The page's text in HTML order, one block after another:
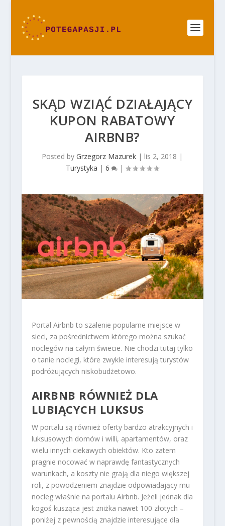
SKĄD WZIĄĆ DZIAŁAJĄCY
KUPON RABATOWY
AIRBNB?
Posted byGrzegorz Mazurek | lis 2, 2018 |
Turystyka |6 |
Portal Airbnb to szalenie popularne miejsce w
sieci, za pośrednictwem którego można szukać
noclegów na całym świecie. Nie chodzi tutaj tylko
o tanie noclegi, które zwykle interesują turystów
podróżujących niskobudżetowo.
AIRBNB RÓWNIEŻ DLA
LUBIĄCYCH LUKSUS
W portalu są również oferty bardzo atrakcyjnych i
luksusowych domów i willi, apartamentów, oraz
wielu innych ciekawych obiektów. Kto zatem
pragnie nocować w naprawdę fantastycznych
warunkach, a koszty nie grają dla niego większej
roli, z powodzeniem znajdzie odpowiadający mu
nocleg właśnie na portalu Airbnb. Jeżeli jednak dla
kogoś kusząca jest zniżka nawet 100 złotych –
poniżej z pewnością znajdzie interesujące dla